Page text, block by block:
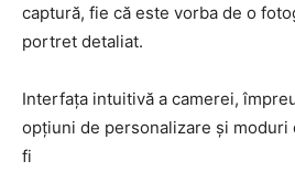
captură, fie că este vorba de o
portret detaliat.
Interfața intuitivă a camerei,
opțiuni de personalizare și
fi